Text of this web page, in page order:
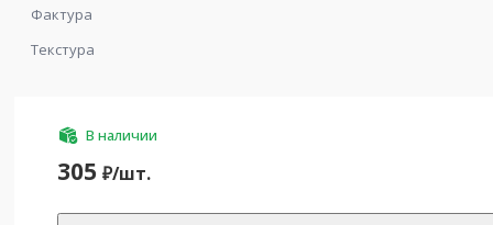
Фактура
Текстура
В наличии
305 ₽/шт.